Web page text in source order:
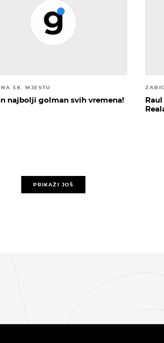
58. MJESTU
najbolji golman svih vremena!
PRIKAŽI JOŠ